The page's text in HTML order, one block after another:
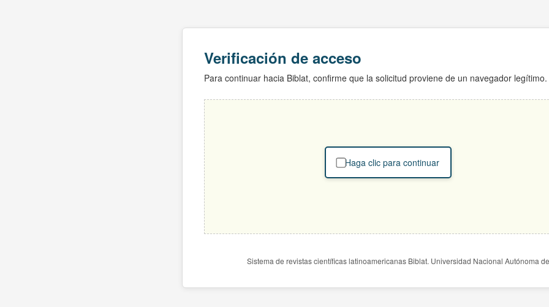
Verificación de acceso
Para continuar hacia Biblat, confirme que la solicitud proviene de un navegador legítimo.
Haga clic para continuar
Sistema de revistas científicas latinoamericanas Biblat. Universidad Nacional Autónoma